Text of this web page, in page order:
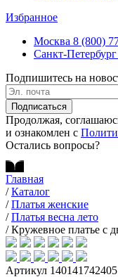
Избранное
Москва 8 (800)
Санкт-Петербург
Подпишитесь на
Подписаться
Продолжая,
и ознакомлен с
Остались вопросы?
Главная
/ Каталог
/ Платья женские
/ Платья весна лето
/ Кружевное платье с
Артикул